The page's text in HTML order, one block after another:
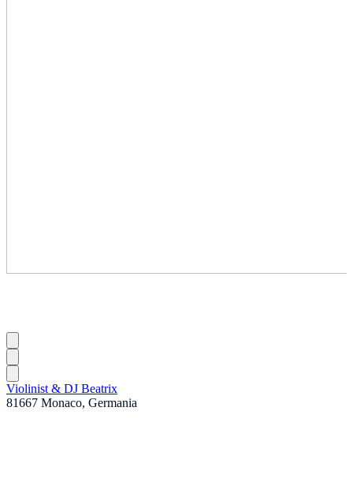
Violinist & DJ Beatrix
81667 Monaco, Germania